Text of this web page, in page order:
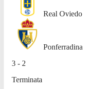
Real Oviedo
Ponferradina
3 - 2
Terminata